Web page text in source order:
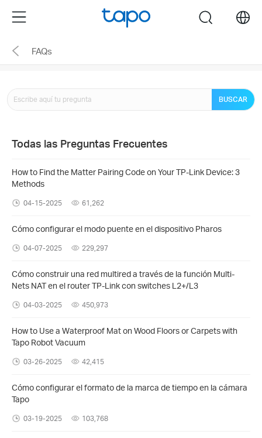
the
navigation
Menu search
FAQs
BUSCAR
Todas las Preguntas Frecuentes
How to Find the Matter Pairing Code on Your TP-Link Device: 3
Methods
04-15-2025 61,262
Cómo configurar el modo puente en el dispositivo Pharos
04-07-2025 229,297
Cómo construir una red multired a través de la función Multi-
Nets NAT en el router TP-Link con switches L2+/L3
04-03-2025 450,973
How to Use a Waterproof Mat on Wood Floors or Carpets with
Tapo Robot Vacuum
03-26-2025 42,415
Cómo configurar el formato de la marca de tiempo en la cámara
Tapo
03-19-2025 103,768